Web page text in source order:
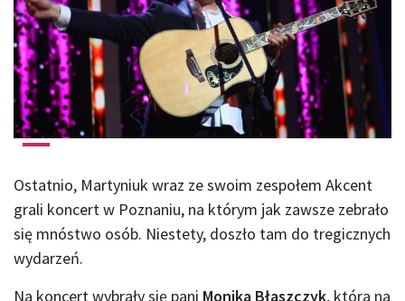
Ostatnio, Martyniuk wraz ze swoim zespołem Akcent
grali koncert w Poznaniu, na którym jak zawsze zebrało
się mnóstwo osób. Niestety, doszło tam do tregicznych
wydarzeń.
Na koncert wybrały się pani Monika Błaszczyk, która na